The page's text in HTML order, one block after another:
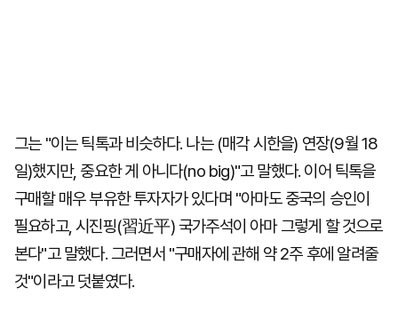
그는 "이는 틱톡과 비슷하다. 나는 (매각 시한을) 연장(9월 18
일)했지만, 중요한 게 아니다(no big)"고 말했다. 이어 틱톡을
구매할 매우 부유한 투자자가 있다며 "아마도 중국의 승인이
필요하고, 시진핑(習近平) 국가주석이 아마 그렇게 할 것으로
본다"고 말했다. 그러면서 "구매자에 관해 약 2주 후에 알려줄
것"이라고 덧붙였다.